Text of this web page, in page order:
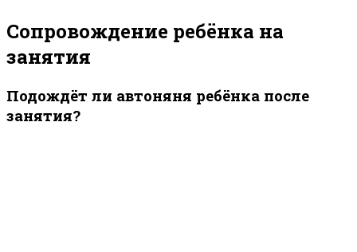
Сопровождение ребёнка на
занятия
Подождёт ли автоняня ребёнка после
занятия?